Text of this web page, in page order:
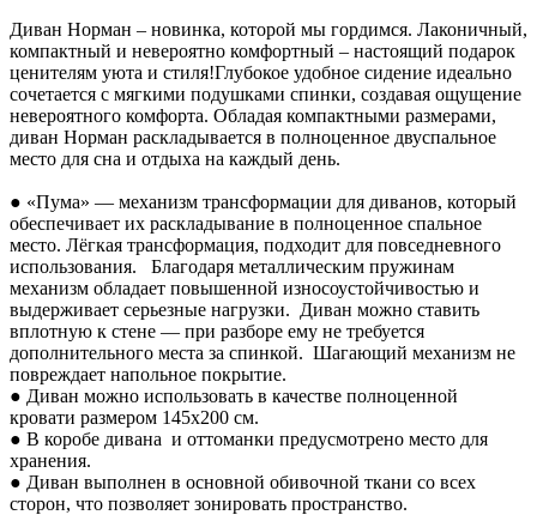
Диван Норман – новинка, которой мы гордимся. Лаконичный,
компактный и невероятно комфортный – настоящий подарок
ценителям уюта и стиля!Глубокое удобное сидение идеально
сочетается с мягкими подушками спинки, создавая ощущение
невероятного комфорта. Обладая компактными размерами,
диван Норман раскладывается в полноценное двуспальное
место для сна и отдыха на каждый день.
● «Пума» — механизм трансформации для диванов, который
обеспечивает их раскладывание в полноценное спальное
место. Лёгкая трансформация, подходит для повседневного
использования. Благодаря металлическим пружинам
механизм обладает повышенной износоустойчивостью и
выдерживает серьезные нагрузки. Диван можно ставить
вплотную к стене — при разборе ему не требуется
дополнительного места за спинкой. Шагающий механизм не
повреждает напольное покрытие.
● Диван можно использовать в качестве полноценной
кровати размером 145x200 см.
● В коробе дивана и оттоманки предусмотрено место для
хранения.
● Диван выполнен в основной обивочной ткани со всех
сторон, что позволяет зонировать пространство.